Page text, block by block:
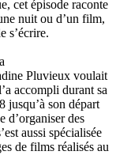
cet épisode raconte
nuit ou d’un film,
s’écrire.
Pluvieux voulait
accompli durant sa
jusqu’à son départ
d’organiser des
aussi spécialisée
de films réalisés au